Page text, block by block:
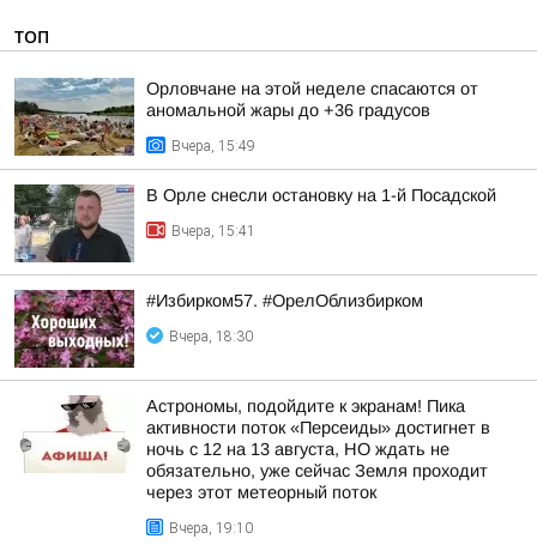
ТОП
Орловчане на этой неделе спасаются от
аномальной жары до +36 градусов
Вчера, 15:49
В Орле снесли остановку на 1-й Посадской
Вчера, 15:41
#Избирком57. #ОрелОблизбирком
Вчера, 18:30
Астрономы, подойдите к экранам! Пика
активности поток «Персеиды» достигнет в
ночь с 12 на 13 августа, НО ждать не
обязательно, уже сейчас Земля проходит
через этот метеорный поток
Вчера, 19:10